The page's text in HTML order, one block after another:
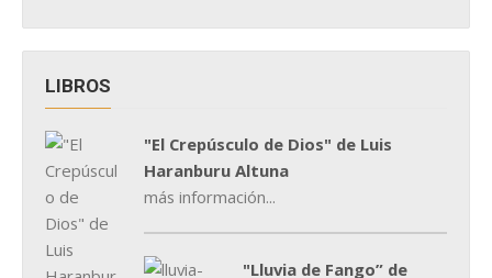
LIBROS
"El Crepúsculo de Dios" de Luis
Haranburu Altuna
más información...
"Lluvia de Fango” de